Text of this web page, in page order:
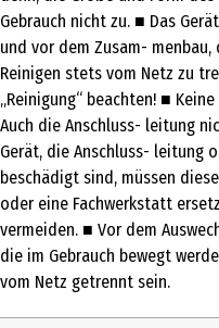
1x Allesschneider inkl.
1x Gebrauchsanleitung
Modellnummer
S-896
Hersteller
DS Produkte GmbH
Herstelleradresse
Stormarnring 14, DE-22145
Kontaktmöglichkeit
Gebrauch nicht zu. ■ Das
und vor dem Zusam-
Reinigen stets vom Netz zu
„Reinigung“ beachten! ■
Auch die Anschluss- leitung
Gerät, die Anschluss- leitung
beschädigt sind, müssen
oder eine Fachwerkstatt
vermeiden. ■ Vor dem
die im Gebrauch bewegt
vom Netz getrennt sein.